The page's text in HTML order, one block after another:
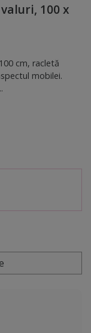
100 x
cm, racletă
mobilei.